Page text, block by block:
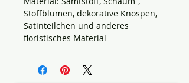
Stoffblumen, dekorative Knospen,
Satinteilchen und anderes
floristisches Material